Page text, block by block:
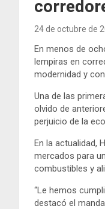
24 de octubre de
En menos de
lempiras en
modernidad y
Una de las
olvido de
perjuicio de la
En la actualidad,
mercados para
combustibles y
“Le hemos
destacó el